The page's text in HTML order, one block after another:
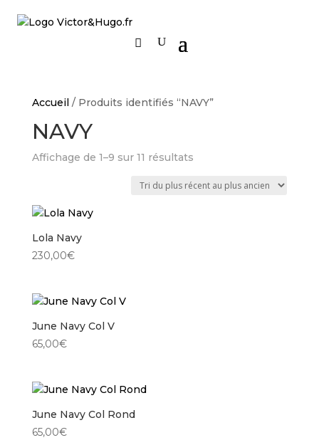
Accueil/ Produits identifiés “NAVY”
NAVY
Affichage de 1–9 sur 11 résultatsTrié
plus
Lola Navy
230,00€
June Navy Col V
65,00€
June Navy Col Rond
65,00€